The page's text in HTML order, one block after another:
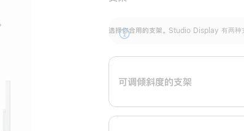
调节范围。
选择你合用的支架。 Studio Display 有两种支
展
开
可调倾斜度的支架